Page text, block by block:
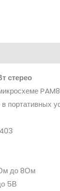
стерео
в портативных
до 8Ом
5В